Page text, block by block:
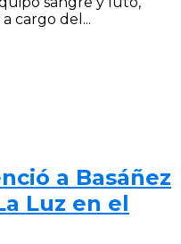
cargo del...
a Basáñez
Luz en el